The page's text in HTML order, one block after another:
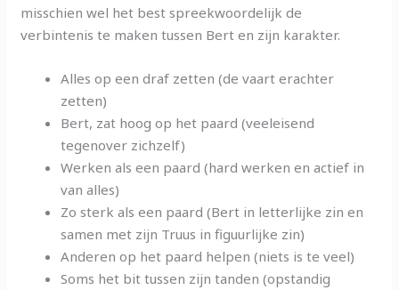
misschien wel het best spreekwoordelijk de
verbintenis te maken tussen Bert en zijn karakter.
Alles op een draf zetten (de vaart erachter
zetten)
Bert, zat hoog op het paard (veeleisend
tegenover zichzelf)
Werken als een paard (hard werken en actief in
van alles)
Zo sterk als een paard (Bert in letterlijke zin en
samen met zijn Truus in figuurlijke zin)
Anderen op het paard helpen (niets is te veel)
Soms het bit tussen zijn tanden (opstandig